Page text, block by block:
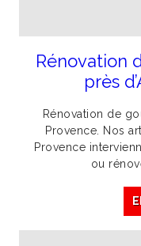
Rénovation
près
Rénovation de
Provence. Nos
Provence
ou